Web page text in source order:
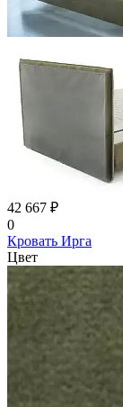
42 667 ₽
0
Кровать Ирга
Цвет